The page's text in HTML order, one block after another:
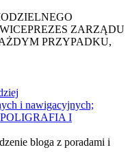
ZARZĄDU
PRZYPADKU,
i nawigacyjnych;
POLIGRAFIA I
bloga z poradami i